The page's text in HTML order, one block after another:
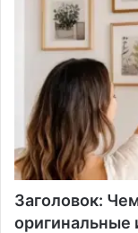
Заголовок:
оригинальные